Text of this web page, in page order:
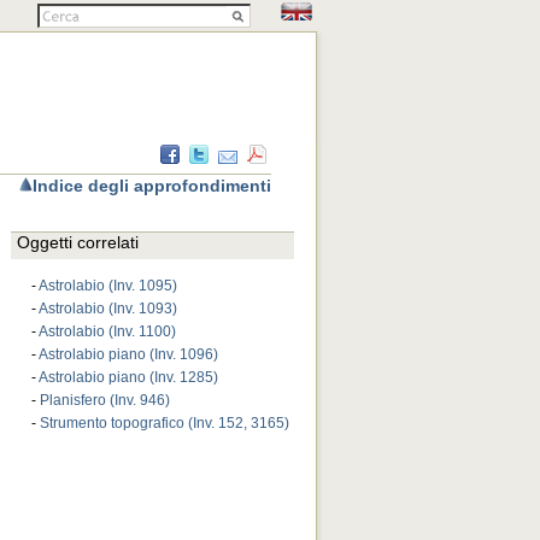
Indice degli approfondimenti
Oggetti correlati
-Astrolabio (Inv. 1095)
-Astrolabio (Inv. 1093)
-Astrolabio (Inv. 1100)
-Astrolabio piano (Inv. 1096)
-Astrolabio piano (Inv. 1285)
- Planisfero (Inv. 946)
- Strumento topografico (Inv. 152, 3165)